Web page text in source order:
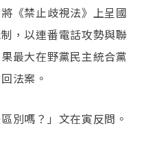
《禁止歧視法》上呈國
，以連番電話攻勢與聯
最大在野黨民主統合黨
法案。
別嗎？」文在寅反問。